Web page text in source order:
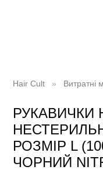
Hair Cult Витратні
РУКАВИЧКИ
РОЗМІР L
ЧОРНИЙ